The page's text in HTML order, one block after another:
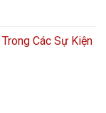
Các Sự Kiện